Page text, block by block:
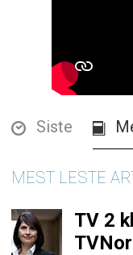
Siste
MEST LESTE
TV 2